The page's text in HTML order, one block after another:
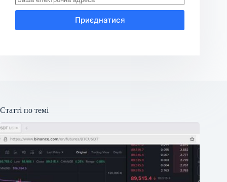
Приєднатися
Статті по темі